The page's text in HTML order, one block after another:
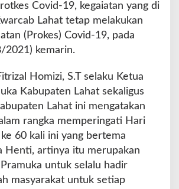
Covid-19, kegaiatan yang di
Lahat tetap melakukan
(Prokes) Covid-19, pada
2021) kemarin.
Homizi, S.T selaku Ketua
Kabupaten Lahat sekaligus
Lahat ini mengatakan
rangka memperingati Hari
60 kali ini yang bertema
Henti, artinya itu merupakan
untuk selalu hadir
masyarakat untuk setiap